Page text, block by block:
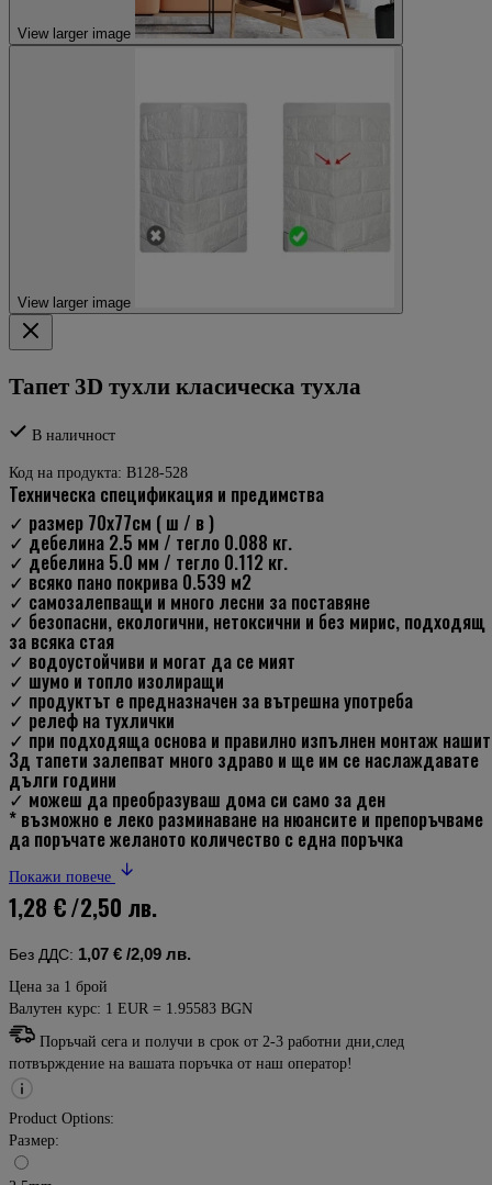
View larger image
View larger image
Тапет 3D тухли класическа тухла
В наличност
Код на продукта: B128-528
техническа спецификация и предимства
✓ размер 70х77см ( ш / в )
✓ дебелина 2.5 мм / тегло 0.088 кг.
✓ дебелина 5.0 мм / тегло 0.112 кг.
✓ всяко пано покрива 0.539 м2
✓ самозалепващи и много лесни за поставяне
✓ безопасни, екологични, нетоксични и без мирис, подходящ
за всяка стая
✓ водоустойчиви и могат да се мият
✓ шумо и топло изолиращи
✓ продуктът е предназначен за вътрешна употреба
✓ релеф на тухлички
✓ при подходяща основа и правилно изпълнен монтаж
3д тапети залепват много здраво и ще им се наслаждавате
дълги години
✓ можеш да преобразуваш дома си само за ден
* възможно е леко разминаване на нюансите и препоръчваме
да поръчате желаното количество с една поръчка
Покажи повече
1,28 €/2,50 лв.
Без ДДС: 1,07 € /2,09 лв.
Цена за 1 брой
Валутен курс: 1 EUR = 1.95583 BGN
Поръчай сега и получи в срок от 2-3 работни дни,след
потвърждение на вашата поръчка от наш оператор!
Product Options:
Размер: